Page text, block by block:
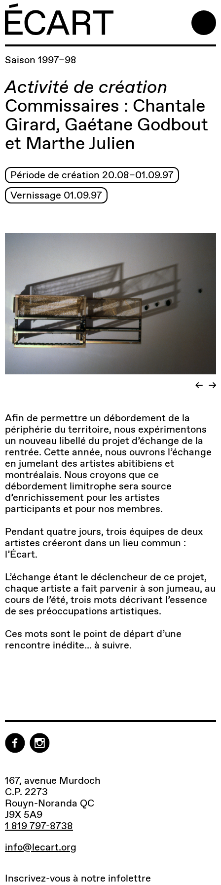
Saison 1997–98
Activité de création
Commissaires : Chantale
Girard, Gaétane Godbout
et Marthe Julien
Période de création 20.08–01.09.97
Vernissage 01.09.97
Afin de permettre un débordement de la
périphérie du territoire, nous expérimentons
un nouveau libellé du projet d’échange de la
rentrée. Cette année, nous ouvrons l’échange
en jumelant des artistes abitibiens et
montréalais. Nous croyons que ce
débordement limitrophe sera source
d’enrichissement pour les artistes
participants et pour nos membres.
Pendant quatre jours, trois équipes de deux
artistes créeront dans un lieu commun :
l’Écart.
L’échange étant le déclencheur de ce projet,
chaque artiste a fait parvenir à son jumeau, au
cours de l’été, trois mots décrivant l’essence
de ses préoccupations artistiques.
Ces mots sont le point de départ d’une
rencontre inédite… à suivre.
167, avenue Murdoch
C.P. 2273
Rouyn-Noranda QC
J9X 5A9
1 819 797-8738
info@lecart.org
Inscrivez-vous à notre infolettre